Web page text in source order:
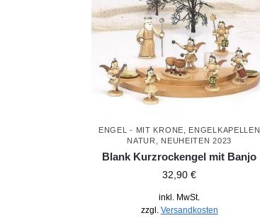
ENGEL - MIT KRONE
ENGELKAPELLEN
NATUR
NEUHEITEN 2023
Blank Kurzrockengel mit Banjo
32,90€
inkl. MwSt.
zzgl. Versandkosten